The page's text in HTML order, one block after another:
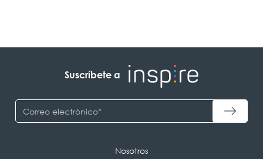
Suscríbete a
Nosotros